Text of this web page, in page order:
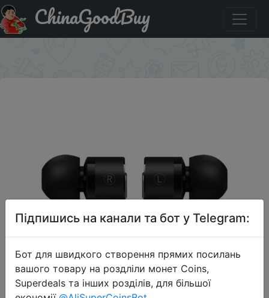
Придбати по акціи Наушники OnePlus Tremella 2T Type-
C (черный обсидиановый).
ChinaGoodBuy
Підпишись на канали та бот у Telegram:
Бот для швидкого створення прямих посилань
вашого товару на роздліли монет Coins,
Superdeals та інших розділів, для більшої